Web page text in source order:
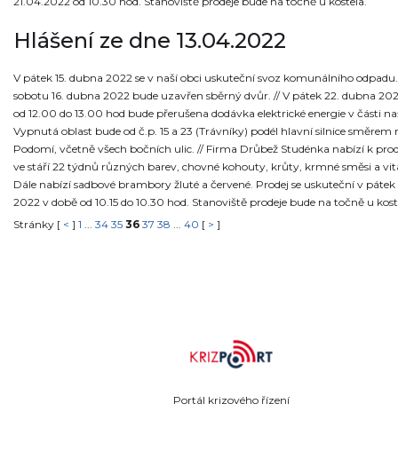
Hlášení ze dne 13.04.2022
V pátek 15. dubna 2022 se v naší obci uskuteční svoz komunálního
sobotu 16. dubna 2022 bude uzavřen sběrný dvůr. // V pátek 22. dubna
od 12.00 do 13.00 hod bude přerušena dodávka elektrické energie v části
Vypnutá oblast bude od č.p. 15 a 23 (Trávníky) podél hlavní silnice směrem
Podomí, včetně všech bočních ulic. // Firma Drůbež Studénka nabízí k
ve stáří 22 týdnů různých barev, chovné kohouty, krůty, krmné směsi a
Dále nabízí sadbové brambory žluté a červené. Prodej se uskuteční v pátek
2022 v době od 10.15 do 10.30 hod. Stanoviště prodeje bude na točně u
Stránky [ < ] 1 ... 34 35 36 37 38 ... 40 [ > ]
Portál krizového řízení